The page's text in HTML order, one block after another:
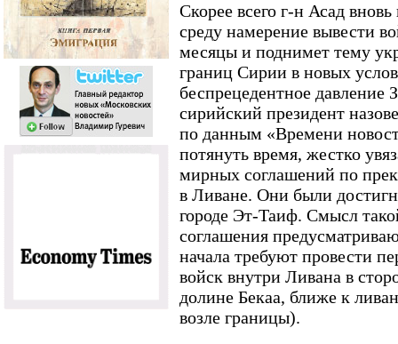
Скорее всего г-н Асад
среду намерение вывести
месяцы и поднимет тему
границ Сирии в новых
беспрецедентное давление
сирийский президент
по данным «Времени
потянуть время, жестко
мирных соглашений по
в Ливане. Они были
городе Эт-Таиф. Смысл
соглашения
начала требуют провести
войск внутри Ливана в
долине Бекаа, ближе к
возле границы).